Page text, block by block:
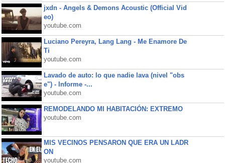
jxdn - Angels & Demons Acoustic (Official Vid
eo)
youtube.com
Luciano Pereyra, Lang Lang - Me Enamore De
Ti
youtube.com
Lavado de auto: lo que nadie lava (nivel "obs
e") - Informe -...
youtube.com
REMODELANDO MI HABITACIÓN: EXTREMO
youtube.com
MIS VECINOS PENSARON QUE ERA UN LADR
ON
youtube.com